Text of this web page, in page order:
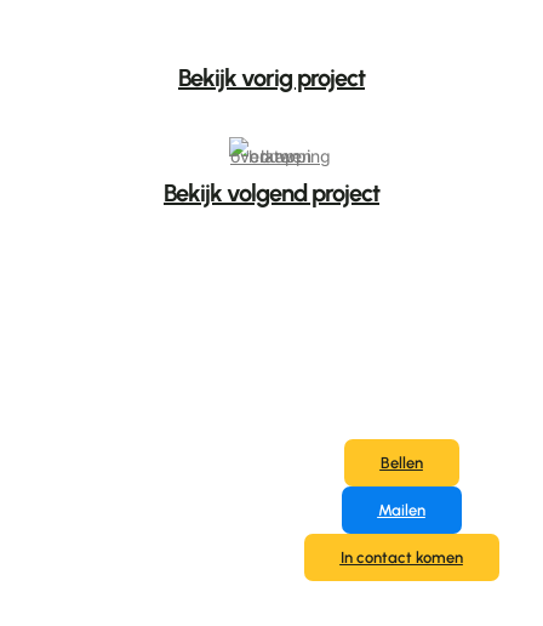
Bekijk vorig project
Bekijk volgend project
Bellen
Mailen
In contact komen